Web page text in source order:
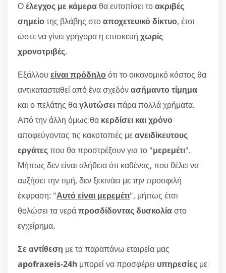
Οέλεγχος με κάμεραθα εντοπίσει τοακριβές
σημείοτης βλάβης στοαποχετευικό δίκτυο, έτσι
ώστε να γίνει γρήγορα η επισκευή χωρίς
χρονοτριβές.
Εξάλλου είναι πρόδηλοότι το οικονομικό κόστος θα
αντικατασταθεί από ένα σχεδόνασήμαντο τίμημα
και ο πελάτης θαγλυτώσειπάρα πολλά χρήματα.
Από την άλλη όμως θα κερδίσει και χρόνο
αποφεύγοντας τις κακοτοπιές μεανειδίκευτους
εργάτεςπου θα προστρέξουν για το "μερεμέτι".
Μήπως δεν είναι αλήθεια ότι καθένας, που θέλει να
αυξήσει την τιμή, δεν ξεκινάει με την προσφιλή
έκφραση: "Αυτό είναι μερεμέτι", μήπως έτσι
θολώσει τα νεράπροσδίδοντας δυσκολίαστο
εγχείρημα.
Σε αντίθεση με τα παραπάνω εταιρεία μας
apofraxeis-24h μπορεί να προσφέρει υπηρεσίες με